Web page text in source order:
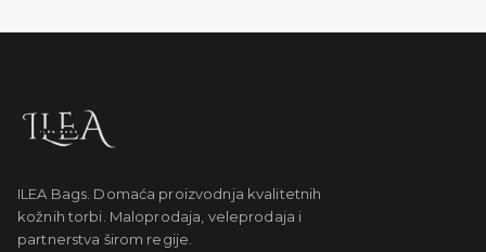
ILEA Bags. Domaća proizvodnja kvalitetnih
kožnih torbi. Maloprodaja, veleprodaja i
partnerstva širom regije.